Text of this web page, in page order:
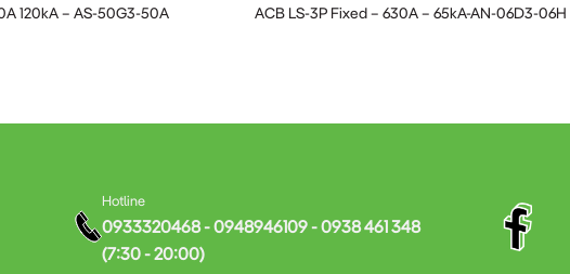
120kA – AS-50G3-50A ACB LS-3P Fixed – 630A – 65kA-AN-06D3-06H
Hotline
0933320468 - 0948946109 - 0938 461 348
(7:30 - 20:00)